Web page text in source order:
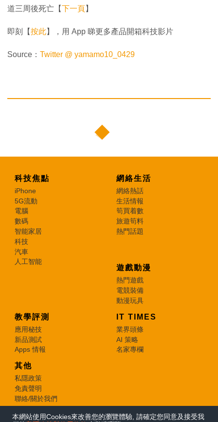
本網站使用Cookies來改善您的瀏覽體驗, 請確定您同意及接受我
道三周後死亡【下一頁】
即刻【按此】，用 App 睇更多產品開箱科技影片
Source： Twitter @ yamamo10_0429
科技焦點
iPhone
5G流動
電腦
數碼
智能家居
科技
汽車
人工智能
網絡生活
網絡熱話
生活情報
筍買着數
旅遊筍料
熱門話題
遊戲動漫
熱門遊戲
電競裝備
動漫玩具
教學評測
應用秘技
新品測試
Apps 情報
IT TIMES
業界頭條
AI 策略
名家專欄
其他
私隱政策
免責聲明
聯絡/關於我們
© 2026 e-zone. All Rights Reserved.